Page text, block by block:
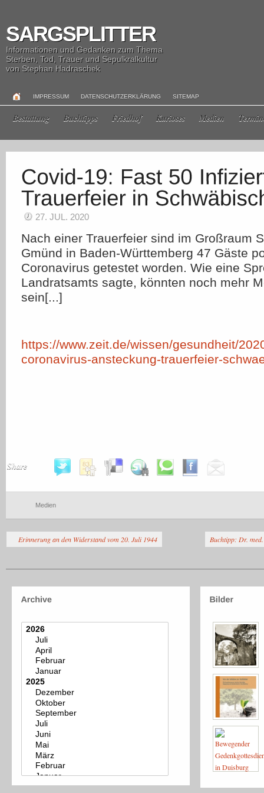
SARGSPLITTER
Informationen und Gedanken zum Thema
Sterben, Tod, Trauer und Sepulkralkultur
von Stephan Hadraschek
IMPRESSUM DATENSCHUTZERKLÄRUNG SITEMAP
Bestattung Buchtipps Friedhof Kurioses Medien
27. JUL. 2020
Nach einer Trauerfeier sind im Großraum
Gmünd in Baden-Württemberg 47 Gäste
Coronavirus getestet worden. Wie eine
Landratsamts sagte, könnten noch mehr
sein[...]
https://www.zeit.de/wissen/gesundheit/
coronavirus-ansteckung-trauerfeier-
Share
Medien
Erinnerung an den Widerstand vom 20. Juli 1944 Buchtipp: Dr.